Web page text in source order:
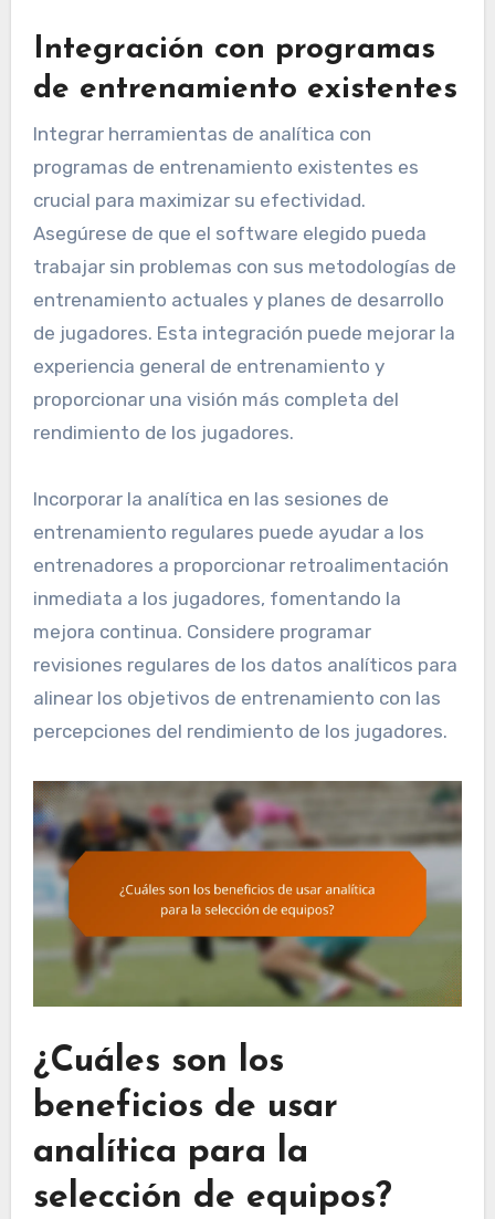
Integración con programas
de entrenamiento existentes
Integrar herramientas de analítica con
programas de entrenamiento existentes es
crucial para maximizar su efectividad.
Asegúrese de que el software elegido pueda
trabajar sin problemas con sus metodologías de
entrenamiento actuales y planes de desarrollo
de jugadores. Esta integración puede mejorar la
experiencia general de entrenamiento y
proporcionar una visión más completa del
rendimiento de los jugadores.
Incorporar la analítica en las sesiones de
entrenamiento regulares puede ayudar a los
entrenadores a proporcionar retroalimentación
inmediata a los jugadores, fomentando la
mejora continua. Considere programar
revisiones regulares de los datos analíticos para
alinear los objetivos de entrenamiento con las
percepciones del rendimiento de los jugadores.
¿Cuáles son los
beneficios de usar
analítica para la
selección de equipos?